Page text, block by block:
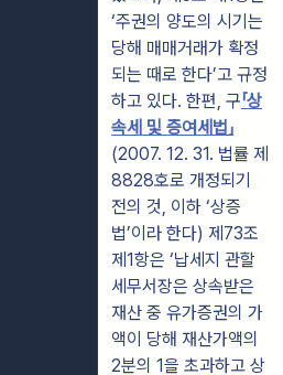
‘주권의 양도의 시기는
당해 매매거래가 확정
되는 때로 한다’고 규정
하고 있다. 한편, 구「상
속세 및 증여세법」
(2007. 12. 31. 법률 제
8828호로 개정되기
전의 것, 이하 ‘상증
법’이라 한다) 제73조
제1항은 ‘납세지 관할
세무서장은 상속받은
재산 중 유가증권의 가
액이 당해 재산가액의
2분의 1을 초과하고 상